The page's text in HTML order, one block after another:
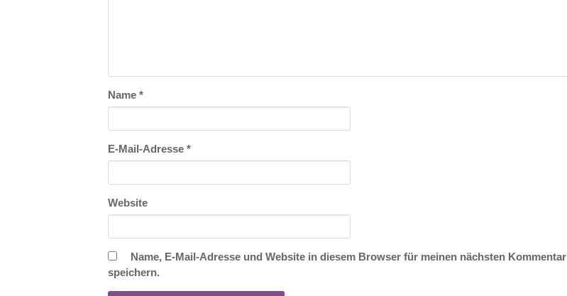
Name *
E-Mail-Adresse *
Website
Name, E-Mail-Adresse und Website in diesem Browser für meinen nächsten Kommentar
speichern.